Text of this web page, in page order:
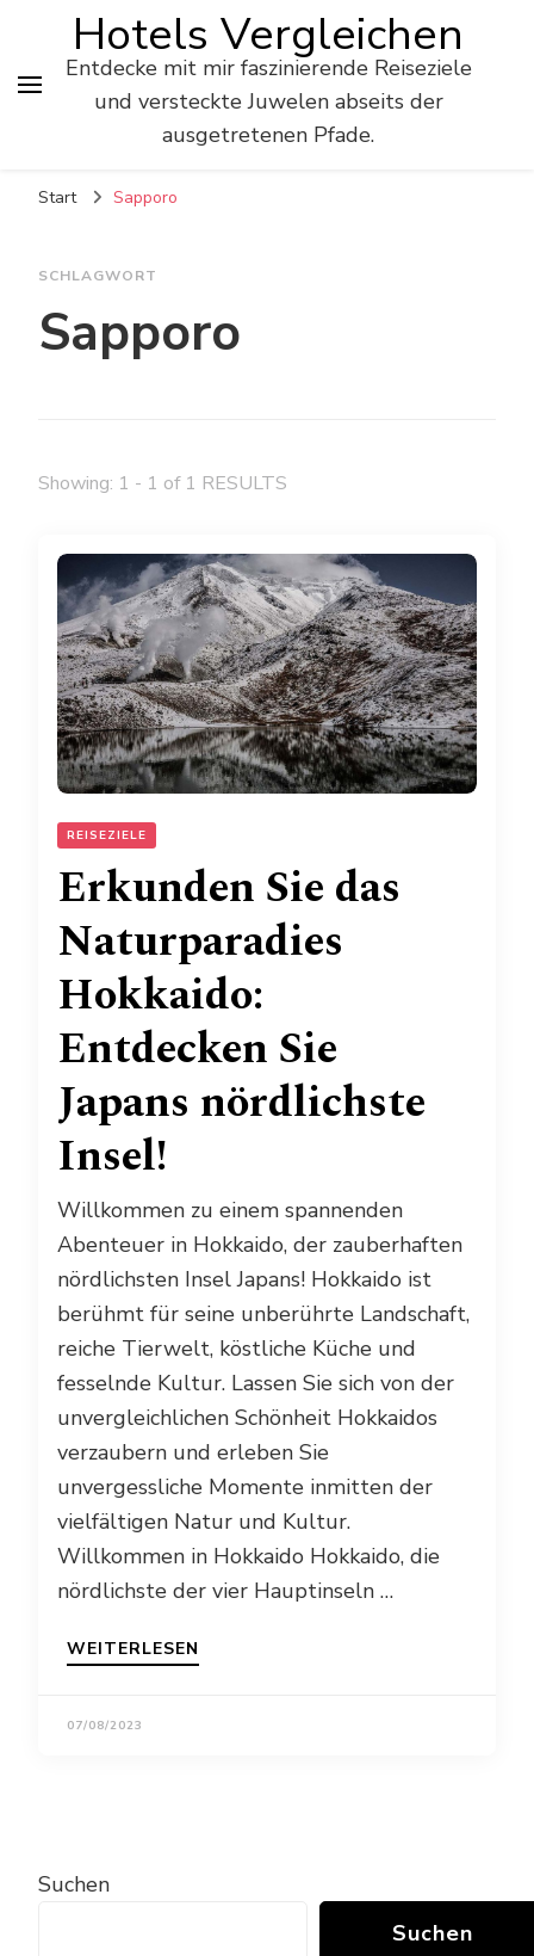
Hotels Vergleichen
Entdecke mit mir faszinierende Reiseziele
und versteckte Juwelen abseits der
ausgetretenen Pfade.
Start Sapporo
SCHLAGWORT
Sapporo
Showing: 1 - 1 of 1 RESULTS
REISEZIELE
Erkunden Sie das
Naturparadies
Hokkaido:
Entdecken Sie
Japans nördlichste
Insel!
Willkommen zu einem spannenden
Abenteuer in Hokkaido, der zauberhaften
nördlichsten Insel Japans! Hokkaido ist
berühmt für seine unberührte Landschaft,
reiche Tierwelt, köstliche Küche und
fesselnde Kultur. Lassen Sie sich von der
unvergleichlichen Schönheit Hokkaidos
verzaubern und erleben Sie
unvergessliche Momente inmitten der
vielfältigen Natur und Kultur.
Willkommen in Hokkaido Hokkaido, die
nördlichste der vier Hauptinseln …
WEITERLESEN
07/08/2023
Suchen
Suchen